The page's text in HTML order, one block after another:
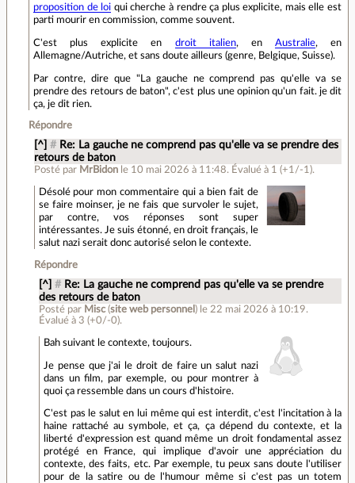
proposition de loi qui cherche à rendre ça plus explicite, mais elle est
parti mourir en commission, comme souvent.
C'est plus explicite en droit italien, en Australie, en
Allemagne/Autriche, et sans doute ailleurs (genre, Belgique, Suisse).
Par contre, dire que "La gauche ne comprend pas qu'elle va se
prendre des retours de baton", c'est plus une opinion qu'un fait. je dit
ça, je dit rien.
Répondre
[^] # Re: La gauche ne comprend pas qu'elle va se prendre des
retours de baton
Posté par MrBidon le 10 mai 2026 à 11:48. Évalué à 1 (+1/-1).
Désolé pour mon commentaire qui a bien fait de
se faire moinser, je ne fais que survoler le sujet,
par contre, vos réponses sont super
intéressantes. Je suis étonné, en droit français, le
salut nazi serait donc autorisé selon le contexte.
Répondre
[^] # Re: La gauche ne comprend pas qu'elle va se prendre
des retours de baton
Posté par Misc(site web personnel ) le 22 mai 2026 à 10:19.
Évalué à 3 (+0/-0).
Bah suivant le contexte, toujours.
Je pense que j'ai le droit de faire un salut nazi
dans un film, par exemple, ou pour montrer à
quoi ça ressemble dans un cours d'histoire.
C'est pas le salut en lui même qui est interdit, c'est l'incitation à la
haine rattaché au symbole, et ça, ça dépend du contexte, et la
liberté d'expression est quand même un droit fondamental assez
protégé en France, qui implique d'avoir une appréciation du
contexte, des faits, etc. Par exemple, tu peux sans doute l'utiliser
pour de la satire ou de l'humour même si c'est pas un totem